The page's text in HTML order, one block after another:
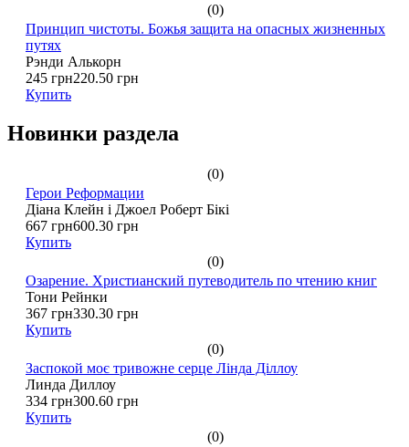
(0)
Принцип чистоты. Божья защита на опасных жизненных
путях
Рэнди Алькорн
245 грн220.50 грн
Купить
Новинки раздела
(0)
Герои Реформации
Діана Клейн і Джоел Роберт Бікі
667 грн600.30 грн
Купить
(0)
Озарение. Христианский путеводитель по чтению книг
Тони Рейнки
367 грн330.30 грн
Купить
(0)
Заспокой моє тривожне серце Лінда Діллоу
Линда Диллоу
334 грн300.60 грн
Купить
(0)